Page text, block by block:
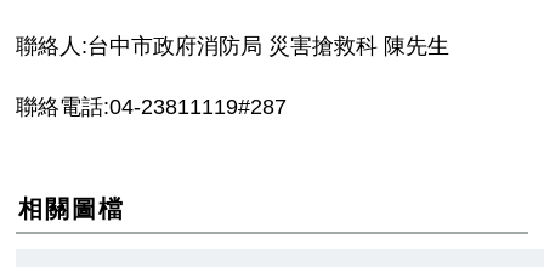
聯絡人:台中市政府消防局 災害搶救科 陳先生
聯絡電話:04-23811119#287
相關圖檔